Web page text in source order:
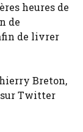
heures de
de
de livrer
Breton,
Twitter